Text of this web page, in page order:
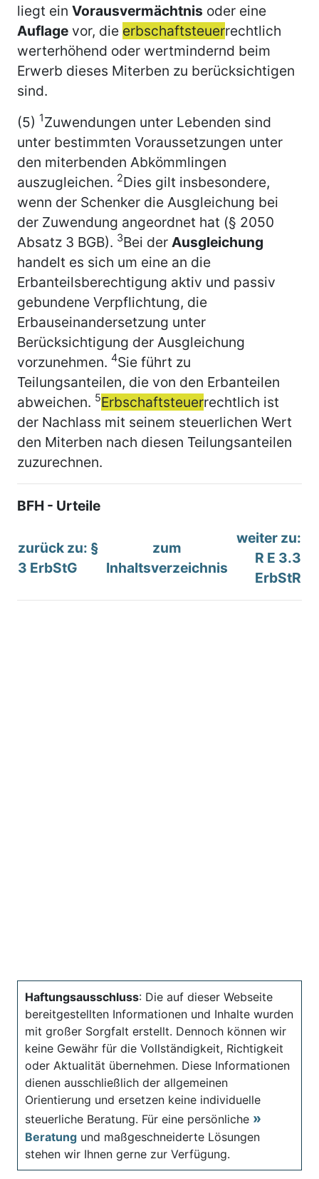
liegt ein Vorausvermächtnis oder eine
Auflage vor, die erbschaftsteuerrechtlich
werterhöhend oder wertmindernd beim
Erwerb dieses Miterben zu berücksichtigen
sind.
(5) 1Zuwendungen unter Lebenden sind
unter bestimmten Voraussetzungen unter
den miterbenden Abkömmlingen
auszugleichen. 2Dies gilt insbesondere,
wenn der Schenker die Ausgleichung bei
der Zuwendung angeordnet hat (§ 2050
Absatz 3 BGB). 3Bei der Ausgleichung
handelt es sich um eine an die
Erbanteilsberechtigung aktiv und passiv
gebundene Verpflichtung, die
Erbauseinandersetzung unter
Berücksichtigung der Ausgleichung
vorzunehmen. 4Sie führt zu
Teilungsanteilen, die von den Erbanteilen
abweichen. 5Erbschaftsteuerrechtlich ist
der Nachlass mit seinem steuerlichen Wert
den Miterben nach diesen Teilungsanteilen
zuzurechnen.
BFH - Urteile
zurück zu: §
3 ErbStG
zum
Inhaltsverzeichnis
weiter zu:
R E 3.3
ErbStR
Haftungsausschluss: Die auf dieser Webseite
bereitgestellten Informationen und Inhalte wurden
mit großer Sorgfalt erstellt. Dennoch können wir
keine Gewähr für die Vollständigkeit, Richtigkeit
oder Aktualität übernehmen. Diese Informationen
dienen ausschließlich der allgemeinen
Orientierung und ersetzen keine individuelle
steuerliche Beratung. Für eine persönliche
Beratung und maßgeschneiderte Lösungen
stehen wir Ihnen gerne zur Verfügung.